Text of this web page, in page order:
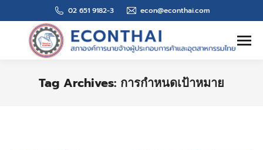
02 651 9182-3 econ@econthai.com
Search:
Tag Archives: การกำหนดเป้าหมาย